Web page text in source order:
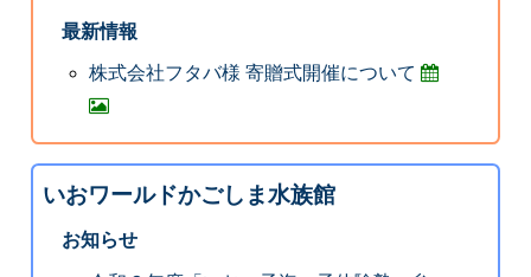
最新情報
株式会社フタバ様 寄贈式開催について
いおワールドかごしま水族館
お知らせ